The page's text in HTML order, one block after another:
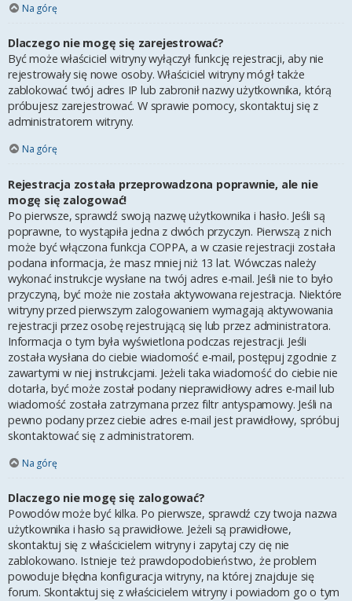
Na górę
Dlaczego nie mogę się zarejestrować?
Być może właściciel witryny wyłączył funkcję rejestracji, aby nie
rejestrowały się nowe osoby. Właściciel witryny mógł także
zablokować twój adres IP lub zabronił nazwy użytkownika, którą
próbujesz zarejestrować. W sprawie pomocy, skontaktuj się z
administratorem witryny.
Na górę
Rejestracja została przeprowadzona poprawnie, ale nie
mogę się zalogować!
Po pierwsze, sprawdź swoją nazwę użytkownika i hasło. Jeśli są
poprawne, to wystąpiła jedna z dwóch przyczyn. Pierwszą z nich
może być włączona funkcja COPPA, a w czasie rejestracji została
podana informacja, że masz mniej niż 13 lat. Wówczas należy
wykonać instrukcje wysłane na twój adres e-mail. Jeśli nie to było
przyczyną, być może nie została aktywowana rejestracja. Niektóre
witryny przed pierwszym zalogowaniem wymagają aktywowania
rejestracji przez osobę rejestrującą się lub przez administratora.
Informacja o tym była wyświetlona podczas rejestracji. Jeśli
została wysłana do ciebie wiadomość e-mail, postępuj zgodnie z
zawartymi w niej instrukcjami. Jeżeli taka wiadomość do ciebie nie
dotarła, być może został podany nieprawidłowy adres e-mail lub
wiadomość została zatrzymana przez filtr antyspamowy. Jeśli na
pewno podany przez ciebie adres e-mail jest prawidłowy, spróbuj
skontaktować się z administratorem.
Na górę
Dlaczego nie mogę się zalogować?
Powodów może być kilka. Po pierwsze, sprawdź czy twoja nazwa
użytkownika i hasło są prawidłowe. Jeżeli są prawidłowe,
skontaktuj się z właścicielem witryny i zapytaj czy cię nie
zablokowano. Istnieje też prawdopodobieństwo, że problem
powoduje błędna konfiguracja witryny, na której znajduje się
forum. Skontaktuj się z właścicielem witryny i powiadom go o tym